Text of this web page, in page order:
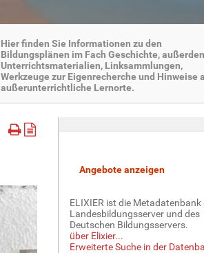
Hier finden Sie Informationen zu den
Bildungsplänen im Fach Geschichte,
Unterrichtsmaterialien, Linksammlungen,
Werkzeuge zur Eigenrecherche und Hinweise
außerunterrichtliche Lernorte.
ELIXIER ist die Metadatenbank
Landesbildungsserver und des
Deutschen Bildungsservers.
über Elixier...
Erweiterte Suche in der